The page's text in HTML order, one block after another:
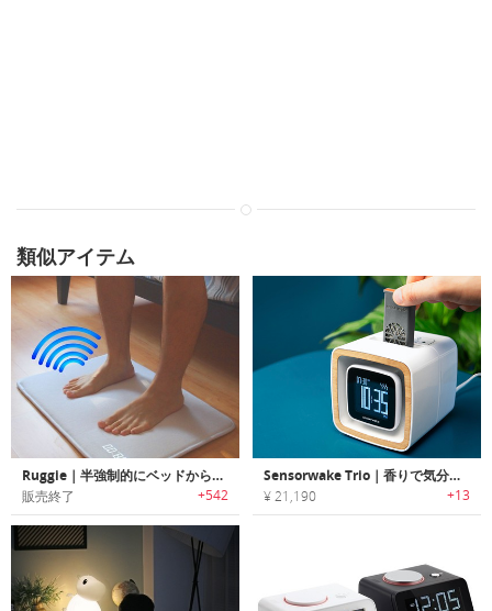
類似アイテム
Ruggie｜半強制的にベッドから起きられる目覚まし時計「ラギー」
販売終了 +542
Sensorwake Trio｜香りで気分爽快に目覚められるアラームクロック「センサーウェイクトリオ」
¥ 21,190 +13